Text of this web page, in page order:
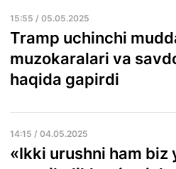
15:55 / 05.05.2025
Tramp uchinchi
muzokaralari va
haqida gapirdi
14:15 / 04.05.2025
«Ikki urushni ham biz